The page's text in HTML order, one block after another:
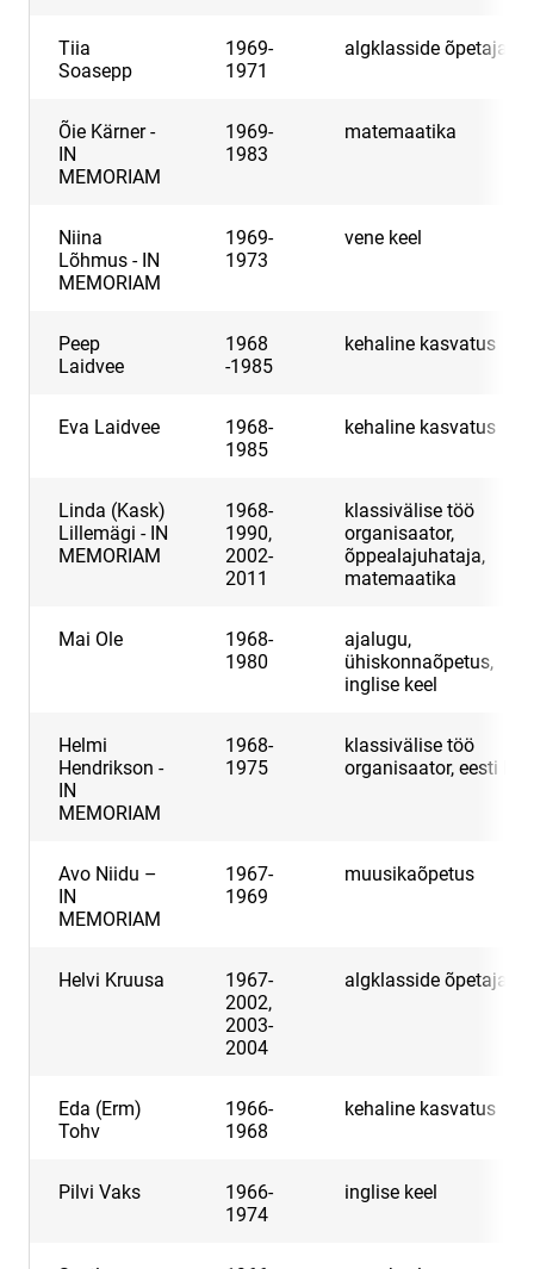
Tiia
Soasepp
1969-
1971
algklasside õpetaja
Õie Kärner -
IN
MEMORIAM
1969-
1983
matemaatika
Niina
Lõhmus - IN
MEMORIAM
1969-
1973
vene keel
Peep
Laidvee
1968
-1985
kehaline kasvatus
Eva Laidvee
1968-
1985
kehaline kasvatus
Linda (Kask)
Lillemägi - IN
MEMORIAM
1968-
1990,
2002-
2011
klassivälise töö
organisaator,
õppealajuhataja,
matemaatika
Mai Ole
1968-
1980
ajalugu,
ühiskonnaõpetus,
inglise keel
Helmi
Hendrikson -
IN
MEMORIAM
1968-
1975
klassivälise töö
organisaator, eesti
Avo Niidu –
IN
MEMORIAM
1967-
1969
muusikaõpetus
Helvi Kruusa
1967-
2002,
2003-
2004
algklasside õpetaja
Eda (Erm)
Tohv
1966-
1968
kehaline kasvatus
Pilvi Vaks
1966-
1974
inglise keel